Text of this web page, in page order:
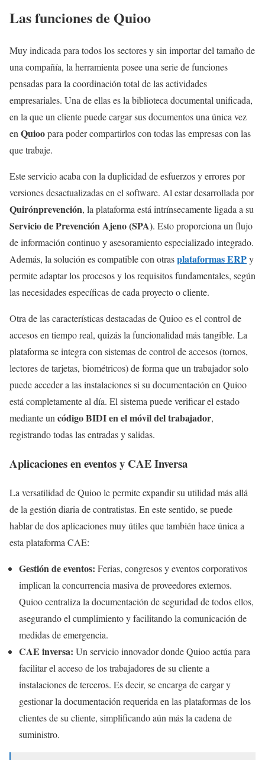
Las funciones de Quioo
Muy indicada para todos los sectores y sin importar del tamaño de
una compañía, la herramienta posee una serie de funciones
pensadas para la coordinación total de las actividades
empresariales. Una de ellas es la biblioteca documental unificada,
en la que un cliente puede cargar sus documentos una única vez
en Quioopara poder compartirlos con todas las empresas con las
que trabaje.
Este servicio acaba con la duplicidad de esfuerzos y errores por
versiones desactualizadas en el software. Al estar desarrollada por
Quirónprevención, la plataforma está intrínsecamente ligada a su
Servicio de Prevención Ajeno (SPA). Esto proporciona un flujo
de información continuo y asesoramiento especializado integrado.
Además, la solución es compatible con otrasplataformas ERPy
permite adaptar los procesos y los requisitos fundamentales, según
las necesidades específicas de cada proyecto o cliente.
Otra de las características destacadas de Quioo es el control de
accesos en tiempo real, quizás la funcionalidad más tangible. La
plataforma se integra con sistemas de control de accesos (tornos,
lectores de tarjetas, biométricos) de forma que un trabajador solo
puede acceder a las instalaciones si su documentación en Quioo
está completamente al día. El sistema puede verificar el estado
mediante un código BIDI en el móvil del trabajador,
registrando todas las entradas y salidas.
Aplicaciones en eventos y CAE Inversa
La versatilidad de Quioo le permite expandir su utilidad más allá
de la gestión diaria de contratistas. En este sentido, se puede
hablar de dos aplicaciones muy útiles que también hace única a
esta plataforma CAE:
Gestión de eventos: Ferias, congresos y eventos corporativos
implican la concurrencia masiva de proveedores externos.
Quioo centraliza la documentación de seguridad de todos ellos,
asegurando el cumplimiento y facilitando la comunicación de
medidas de emergencia.
CAE inversa: Un servicio innovador donde Quioo actúa para
facilitar el acceso de los trabajadores de su cliente a
instalaciones de terceros. Es decir, se encarga de cargar y
gestionar la documentación requerida en las plataformas de los
clientes de su cliente, simplificando aún más la cadena de
suministro.